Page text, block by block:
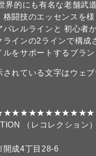
界的にも有名な老舗武
格闘技のエッセンスを
パレルラインと 初心者
ラインの2ラインで構成
ルをサポートするブラン
れている文字はウェ
（レコレクション）
開成4丁目28-6